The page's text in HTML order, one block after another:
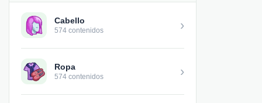
Cabello
574 contenidos ›
Ropa
574 contenidos ›